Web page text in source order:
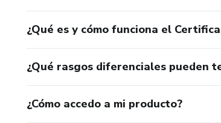
¿Qué es y cómo funciona el
¿Qué rasgos diferenciales pueden
¿Cómo accedo a mi producto?